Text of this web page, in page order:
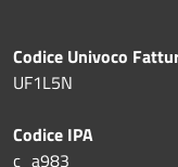
Codice Univoco
UF1L5N
Codice IPA
c_a983